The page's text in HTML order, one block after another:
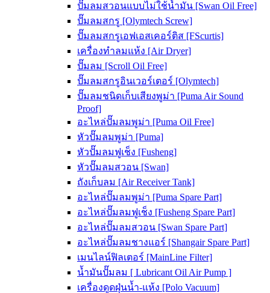
ปั๊มลมสวอนแบบไม่ใช้น้ำมัน [Swan Oil Free]
ปั๊มลมสกรู [Olymtech Screw]
ปั๊มลมสกรูเอฟเอสเคอร์ติส [FScurtis]
เครื่องทำลมแห้ง [Air Dryer]
ปั๊มลม [Scroll Oil Free]
ปั๊มลมสกรูอินเวอร์เตอร์ [Olymtech]
ปั๊มลมชนิดเก็บเสียงพูม่า [Puma Air Sound
Proof]
อะไหล่ปั๊มลมพูม่า [Puma Oil Free]
หัวปั๊มลมพูม่า [Puma]
หัวปั๊มลมฟูเช็ง [Fusheng]
หัวปั๊มลมสวอน [Swan]
ถังเก็บลม [Air Receiver Tank]
อะไหล่ปั๊มลมพูม่า [Puma Spare Part]
อะไหล่ปั๊มลมฟูเช็ง [Fusheng Spare Part]
อะไหล่ปั๊มลมสวอน [Swan Spare Part]
อะไหล่ปั๊มลมชางแอร์ [Shangair Spare Part]
เมนไลน์ฟิลเตอร์ [MainLine Filter]
น้ำมันปั๊มลม [ Lubricant Oil Air Pump ]
เครื่องดูดฝุ่นน้ำ-แห้ง [Polo Vacuum]